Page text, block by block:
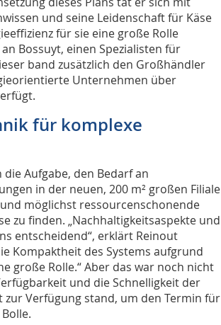
und seine Leidenschaft für Käse
für sie eine große Rolle
Bossuyt, einen Spezialisten für
band zusätzlich den Großhändler
Unternehmen über
für komplexe
Aufgabe, den Bedarf an
in der neuen, 200 m² großen Filiale
möglichst ressourcenschonende
zu finden. „Nachhaltigkeitsaspekte und
entscheidend“, erklärt Reinout
Kompaktheit des Systems aufgrund
große Rolle.“ Aber das war noch nicht
und die Schnelligkeit der
Verfügung stand, um den Termin für